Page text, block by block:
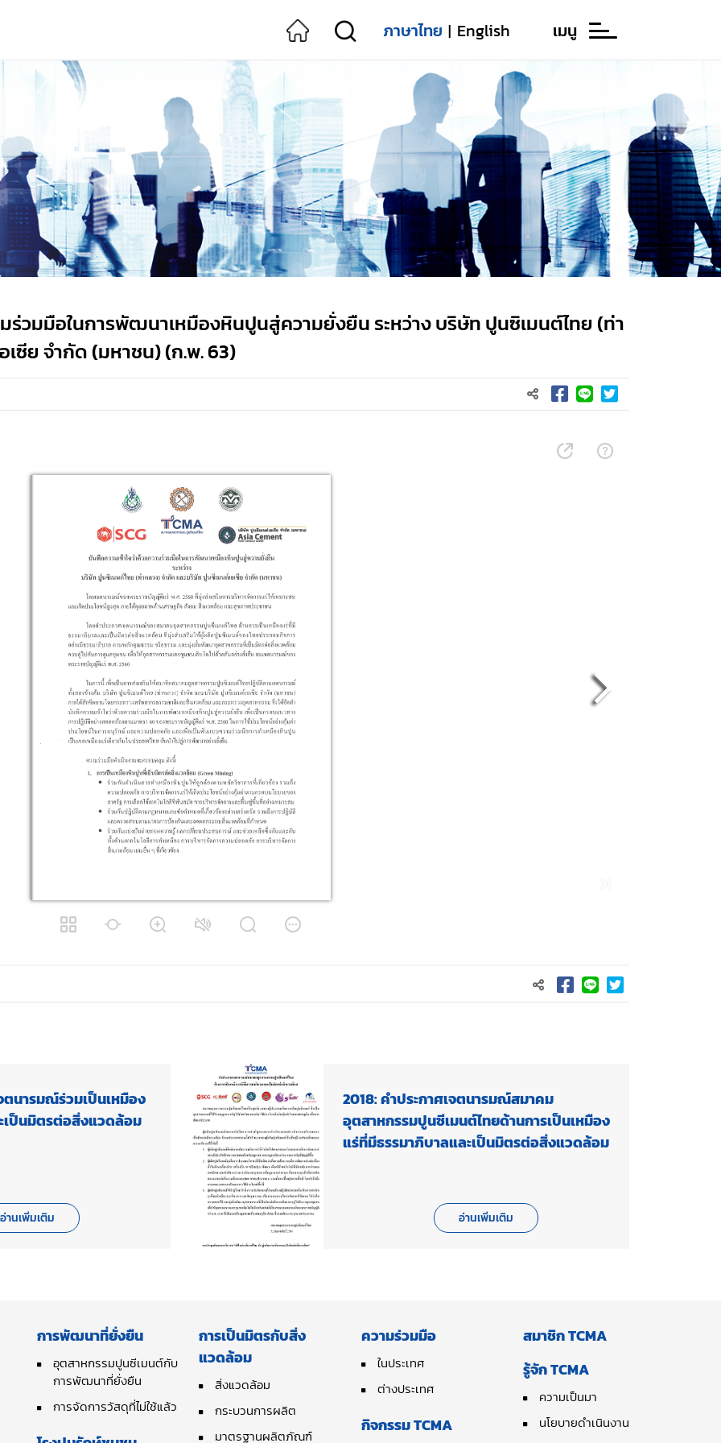
ภาษาไทย | English เมนู
ร่วมมือในการพัฒนาเหมืองหินปูนสู่ความยั่งยืน ระหว่าง บริษัท ปูนซิเมนต์ไทย (ท่า
เซีย จำกัด (มหาชน) (ก.พ. 63)
ตนารมณ์ร่วมเป็นเหมือง
เป็นมิตรต่อสิ่งแวดล้อม
อ่านเพิ่มเติม
2018: คำประกาศเจตนารมณ์สมาคม
อุตสาหกรรมปูนซีเมนต์ไทยด้านการเป็นเหมือง
แร่ที่มีธรรมาภิบาลและเป็นมิตรต่อสิ่งแวดล้อม
อ่านเพิ่มเติม
การพัฒนาที่ยั่งยืน
อุตสาหกรรมปูนซีเมนต์กับ
การพัฒนาที่ยั่งยืน
การจัดการวัสดุที่ไม่ใช้แล้ว
การเป็นมิตรกับสิ่ง
แวดล้อม
สิ่งแวดล้อม
กระบวนการผลิต
มาตรฐานผลิตภัณฑ์
ความร่วมมือ
ในประเทศ
ต่างประเทศ
กิจกรรม TCMA
สมาชิก TCMA
รู้จัก TCMA
ความเป็นมา
นโยบายดำเนินงาน